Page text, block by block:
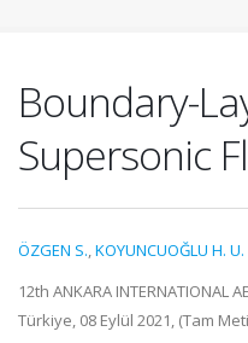
Boundary-
Supersonic
ÖZGEN S.,KOYUNCUOĞLU H. U.
12th ANKARA INTERNATIONAL
Türkiye, 08 Eylül 2021, (Tam